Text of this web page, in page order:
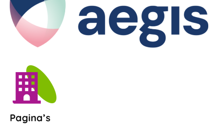
Pagina’s